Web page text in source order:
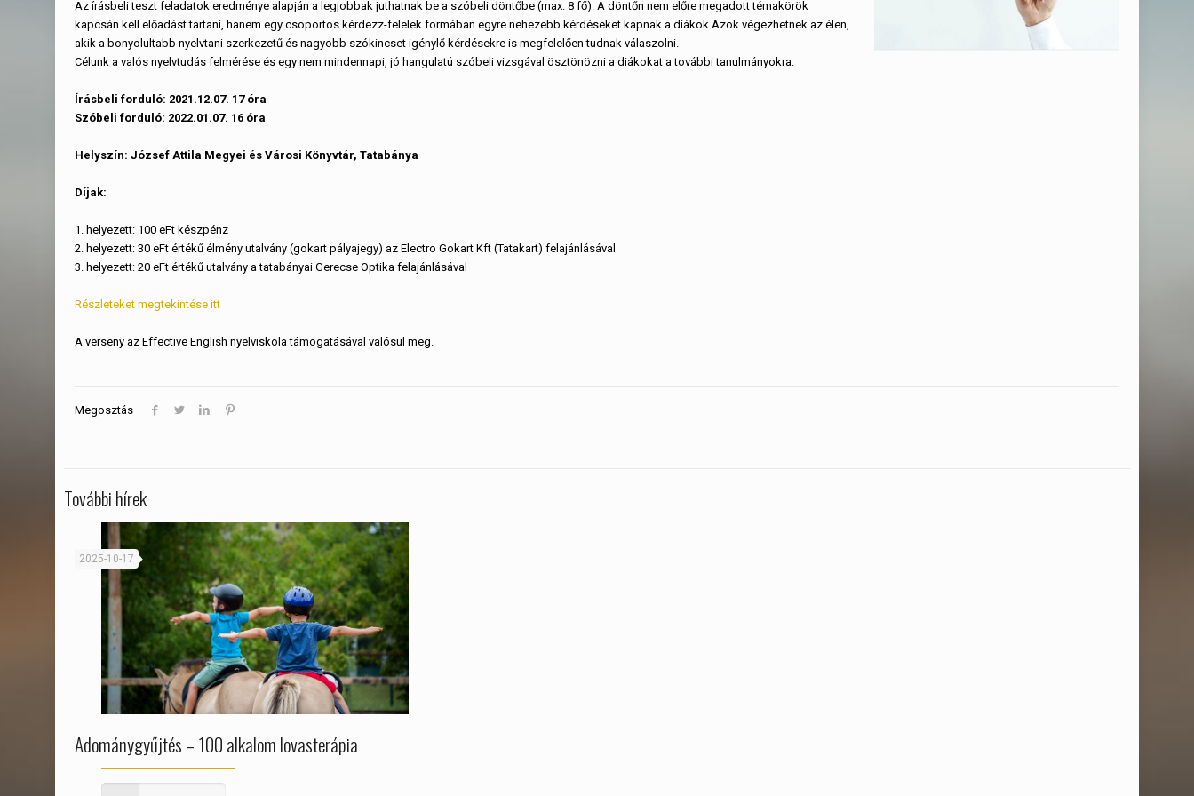
Az írásbeli teszt feladatok eredménye alapján a legjobbak juthatnak be a szóbeli döntőbe (max. 8 fő). A döntőn nem előre megadott témakörök
kapcsán kell előadást tartani, hanem egy csoportos kérdezz-felelek formában egyre nehezebb kérdéseket kapnak a diákok Azok végezhetnek az élen,
akik a bonyolultabb nyelvtani szerkezetű és nagyobb szókincset igénylő kérdésekre is megfelelően tudnak válaszolni.
Célunk a valós nyelvtudás felmérése és egy nem mindennapi, jó hangulatú szóbeli vizsgával ösztönözni a diákokat a további tanulmányokra.
Írásbeli forduló: 2021.12.07. 17 óra
Szóbeli forduló: 2022.01.07. 16 óra
Helyszín: József Attila Megyei és Városi Könyvtár, Tatabánya
Díjak:
1. helyezett: 100 eFt készpénz
2. helyezett: 30 eFt értékű élmény utalvány (gokart pályajegy) az Electro Gokart Kft (Tatakart) felajánlásával
3. helyezett: 20 eFt értékű utalvány a tatabányai Gerecse Optika felajánlásával
Részleteket megtekintése itt
A verseny az Effective English nyelviskola támogatásával valósul meg.
Megosztás
További hírek
2025-10-17
Adománygyűjtés – 100 alkalom lovasterápia